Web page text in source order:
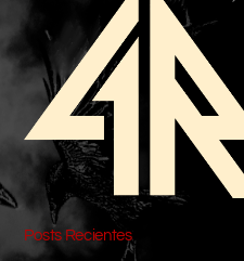
Posts Recientes